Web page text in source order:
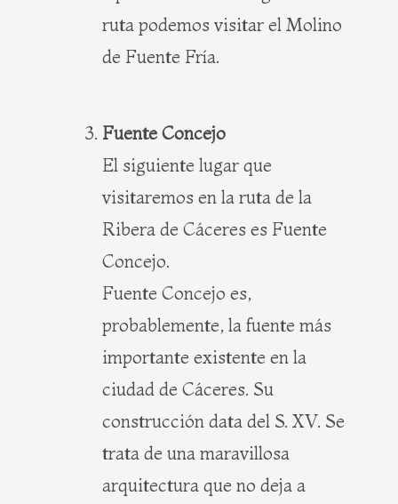
ruta podemos visitar el Molino
de Fuente Fría.
Fuente Concejo
El siguiente lugar que
visitaremos en la ruta de la
Ribera de Cáceres es Fuente
Concejo.
Fuente Concejo es,
probablemente, la fuente más
importante existente en la
ciudad de Cáceres. Su
construcción data del S. XV. Se
trata de una maravillosa
arquitectura que no deja a